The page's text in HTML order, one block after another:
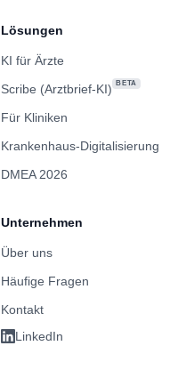
Lösungen
KI für Ärzte
Scribe (Arztbrief-KI)
BETA
Für Kliniken
Krankenhaus-Digitalisierung
DMEA 2026
Unternehmen
Über uns
Häufige Fragen
Kontakt
LinkedIn